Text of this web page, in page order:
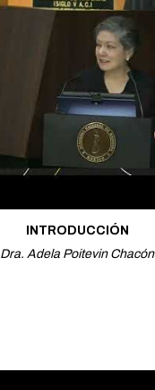
INTRODUCCIÓN
Dra. Adela Poitevin Chacón